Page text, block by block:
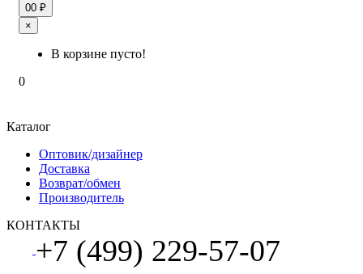
00 ₽
×
В корзине пусто!
0
Каталог
Оптовик/дизайнер
Доставка
Возврат/обмен
Производитель
КОНТАКТЫ
+7 (499) 229-57-07